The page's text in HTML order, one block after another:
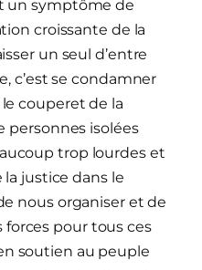
un symptôme de
croissante de la
un seul d’entre
c’est se condamner
couperet de la
personnes isolées
trop lourdes et
justice dans le
nous organiser et de
pour tous ces
soutien au peuple